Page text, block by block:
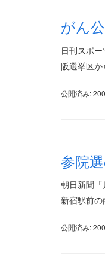
がん
日刊スポ
阪選挙区
公開済み:
参院
朝日新聞
新宿駅前
公開済み: